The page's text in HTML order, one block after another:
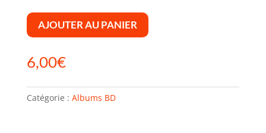
AJOUTER AU PANIER
6,00€
Catégorie : Albums BD